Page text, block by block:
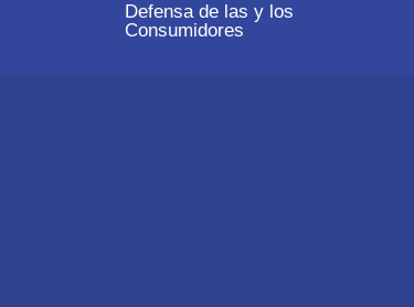
Defensa de las y los
Consumidores